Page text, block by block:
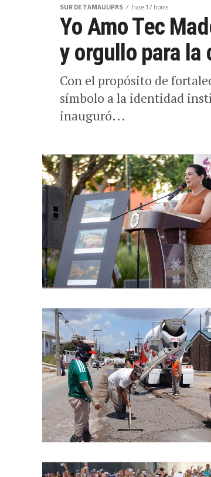
SUR DE TAMAULIPAS hace 17 horas
Yo Amo Tec
y orgullo para la
Con el propósito de
símbolo a la identidad
inauguró...